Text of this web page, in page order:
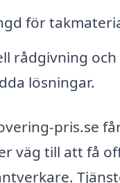
för
rådgivning och
lösningar.
pris.se
väg till att få